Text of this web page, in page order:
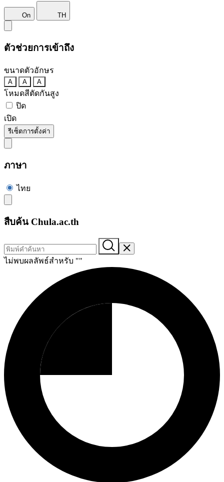
On TH
ตัวช่วยการเข้าถึง
ขนาดตัวอักษร
A A A
โหมดสีตัดกันสูง
ปิด
เปิด
รีเซ็ตการตั้งค่า
ภาษา
ไทย
สืบค้น Chula.ac.th
ไม่พบผลลัพธ์สำหรับ ""